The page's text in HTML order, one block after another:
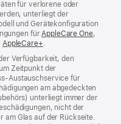
für verlorene oder
unterliegt der
und Gerätekonfiguration
für AppleCare One(Öffnet
,
AppleCare+
neues
Fenster)
Verfügbarkeit, den
Zeitpunkt der
Austauschservice für
am abgedeckten
unterliegt immer der
nicht der
am Glas auf der Rückseite.